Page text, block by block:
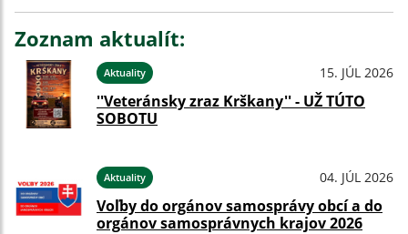
Zoznam aktualít:
Aktuality 15. JÚL 2026
''Veteránsky zraz Krškany'' - UŽ TÚTO
SOBOTU
Aktuality 04. JÚL 2026
Voľby do orgánov samosprávy obcí a do
orgánov samosprávnych krajov 2026